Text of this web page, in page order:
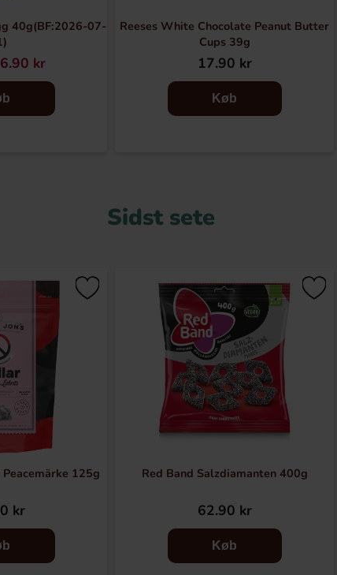
40g(BF:2026-07-
6.90 kr
Reeses White Chocolate Peanut Butter
Cups 39g
17.90 kr
Køb
Sidst sete
125g
kr
Red Band Salzdiamanten 400g
62.90 kr
Køb